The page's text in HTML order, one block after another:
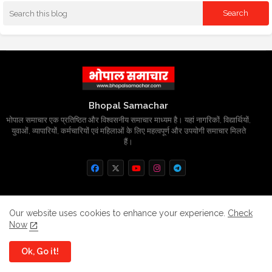
Bhopal Samachar
भोपाल समाचार एक प्रतिष्ठित और विश्वसनीय समाचार माध्यम है। यहां नागरिकों, विद्यार्थियों,
युवाओं, व्यापारियों, कर्मचारियों एवं महिलाओं के लिए महत्वपूर्ण और उपयोगी समाचार मिलते
हैं।
All Right Reserved Copyright
Home About Contact us
Privacy Policy
Our website uses cookies to enhance your experience. Check
Now
Ok, Go it!